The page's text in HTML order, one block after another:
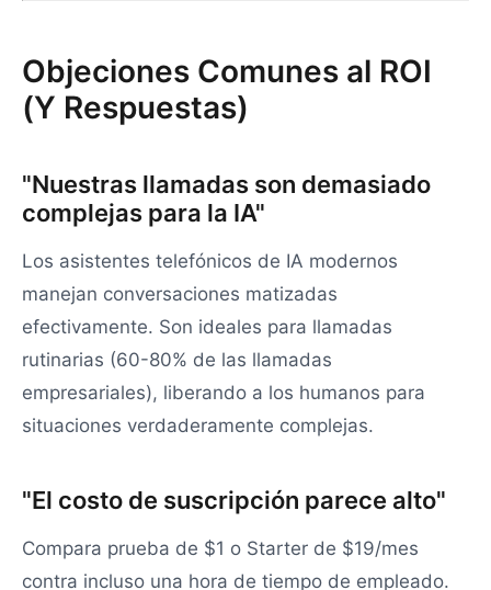
Objeciones Comunes al ROI
(Y Respuestas)
"Nuestras llamadas son demasiado
complejas para la IA"
Los asistentes telefónicos de IA modernos
manejan conversaciones matizadas
efectivamente. Son ideales para llamadas
rutinarias (60-80% de las llamadas
empresariales), liberando a los humanos para
situaciones verdaderamente complejas.
"El costo de suscripción parece alto"
Compara prueba de $1 o Starter de $19/mes
contra incluso una hora de tiempo de empleado.